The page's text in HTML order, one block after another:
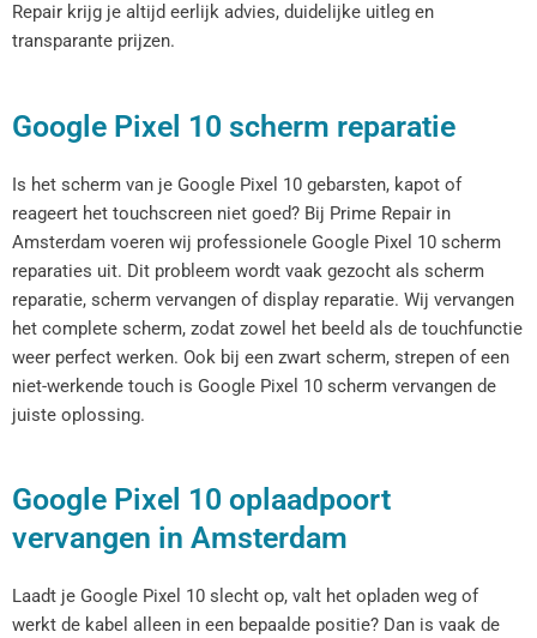
Repair krijg je altijd eerlijk advies, duidelijke uitleg en
transparante prijzen.
Google Pixel 10 scherm reparatie
Is het scherm van je Google Pixel 10 gebarsten, kapot of
reageert het touchscreen niet goed? Bij Prime Repair in
Amsterdam voeren wij professionele Google Pixel 10 scherm
reparaties uit. Dit probleem wordt vaak gezocht als scherm
reparatie, scherm vervangen of display reparatie. Wij vervangen
het complete scherm, zodat zowel het beeld als de touchfunctie
weer perfect werken. Ook bij een zwart scherm, strepen of een
niet-werkende touch is Google Pixel 10 scherm vervangen de
juiste oplossing.
Google Pixel 10 oplaadpoort
vervangen in Amsterdam
Laadt je Google Pixel 10 slecht op, valt het opladen weg of
werkt de kabel alleen in een bepaalde positie? Dan is vaak de